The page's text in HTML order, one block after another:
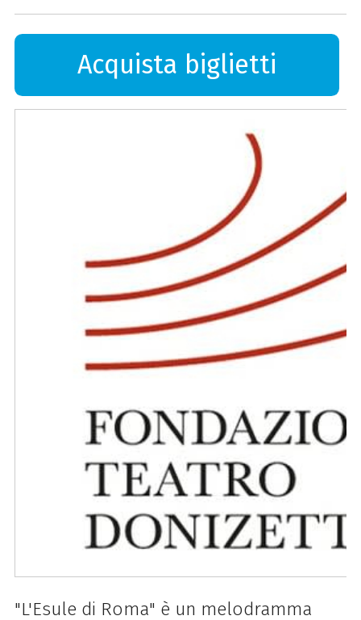
Acquista biglietti
"L'Esule di Roma" è un melodramma